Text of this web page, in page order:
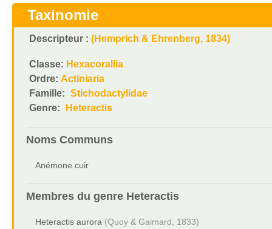
Taxinomie
Descripteur : (Hemprich & Ehrenberg, 1834)
Classe: Hexacorallia
Ordre: Actiniaria
Famille: Stichodactylidae
Genre:
Heteractis
Noms Communs
Anémone cuir
Membres du genre Heteractis
Heteractis aurora (Quoy & Gaimard, 1833)